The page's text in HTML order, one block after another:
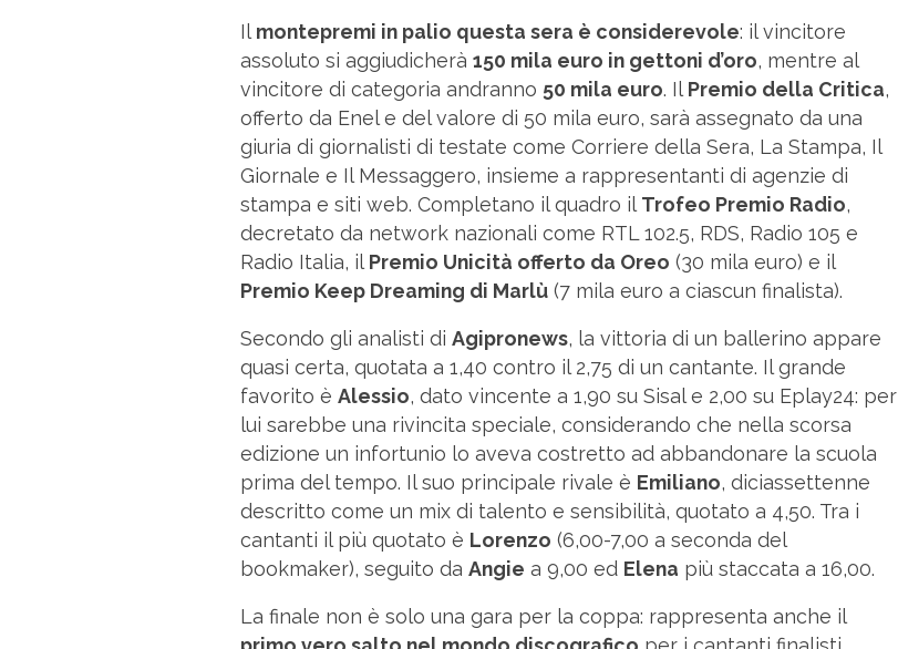
Il montepremi in palio questa sera è considerevole: il vincitore
assoluto si aggiudicherà 150 mila euro in gettoni d’oro, mentre al
vincitore di categoria andranno 50 mila euro. Il Premio della Critica,
offerto da Enel e del valore di 50 mila euro, sarà assegnato da una
giuria di giornalisti di testate come Corriere della Sera, La Stampa, Il
Giornale e Il Messaggero, insieme a rappresentanti di agenzie di
stampa e siti web. Completano il quadro il Trofeo Premio Radio,
decretato da network nazionali come RTL 102.5, RDS, Radio 105 e
Radio Italia, il Premio Unicità offerto da Oreo (30 mila euro) e il
Premio Keep Dreaming di Marlù (7 mila euro a ciascun finalista).
Secondo gli analisti di Agipronews, la vittoria di un ballerino appare
quasi certa, quotata a 1,40 contro il 2,75 di un cantante. Il grande
favorito è Alessio, dato vincente a 1,90 su Sisal e 2,00 su Eplay24: per
lui sarebbe una rivincita speciale, considerando che nella scorsa
edizione un infortunio lo aveva costretto ad abbandonare la scuola
prima del tempo. Il suo principale rivale è Emiliano, diciassettenne
descritto come un mix di talento e sensibilità, quotato a 4,50. Tra i
cantanti il più quotato è Lorenzo (6,00-7,00 a seconda del
bookmaker), seguito da Angie a 9,00 ed Elena più staccata a 16,00.
La finale non è solo una gara per la coppa: rappresenta anche il